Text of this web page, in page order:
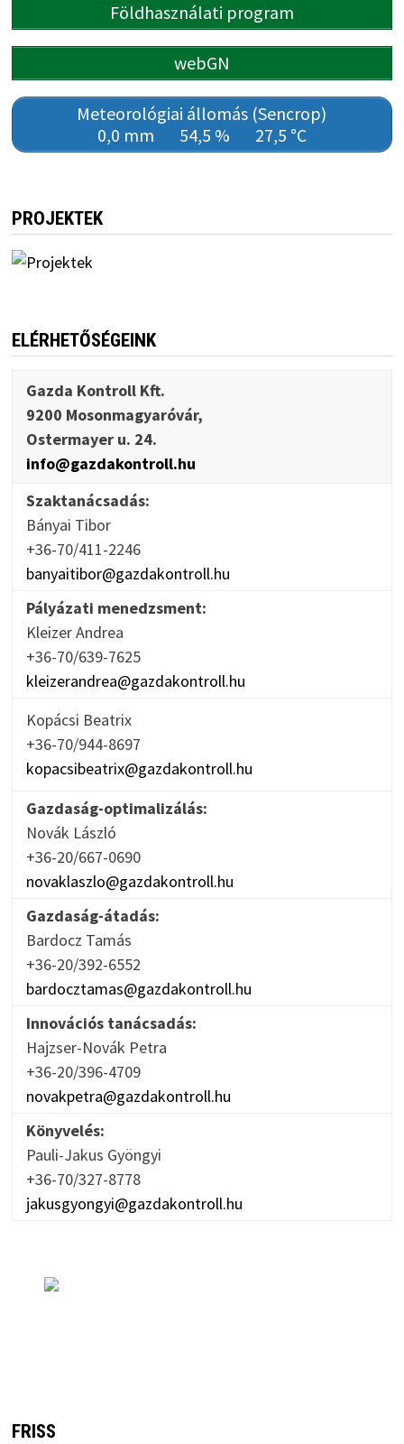
Földhasználati program
webGN
Meteorológiai állomás (Sencrop)
0,0 mm
54,5 % 27,5 °C
PROJEKTEK
ELÉRHETŐSÉGEINK
Gazda Kontroll Kft.
9200 Mosonmagyaróvár,
Ostermayer u. 24.
info@gazdakontroll.hu
Szaktanácsadás:
Bányai Tibor
+36-70/411-2246
banyaitibor@gazdakontroll.hu
Pályázati menedzsment:
Kleizer Andrea
+36-70/639-7625
kleizerandrea@gazdakontroll.hu
Kopácsi Beatrix
+36-70/944-8697
kopacsibeatrix@gazdakontroll.hu
Gazdaság-optimalizálás:
Novák László
+36-20/667-0690
novaklaszlo@gazdakontroll.hu
Gazdaság-átadás:
Bardocz Tamás
+36-20/392-6552
bardocztamas@gazdakontroll.hu
Innovációs tanácsadás:
Hajzser-Novák Petra
+36-20/396-4709
novakpetra@gazdakontroll.hu
Könyvelés:
Pauli-Jakus Gyöngyi
+36-70/327-8778
jakusgyongyi@gazdakontroll.hu
FRISS